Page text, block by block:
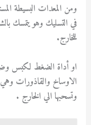
ومن المعدات البسيطة
في التسليك وهو يتمسك
للخارج.
او أداة الضغط لكبس
الاوساخ والقاذورات
وتسحبها الي الخارج .